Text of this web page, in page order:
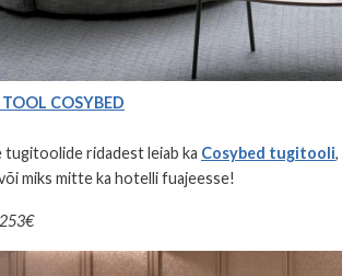
COSYBED
tugitoolide ridadest leiab ka Cosybed tugitooli
miks mitte ka hotelli fuajeesse!